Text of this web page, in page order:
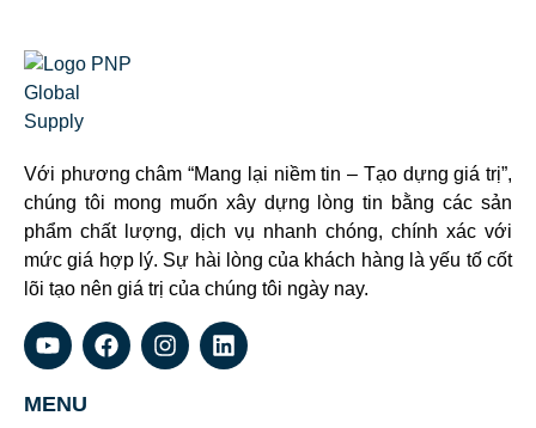
Với phương châm “Mang lại niềm tin – Tạo dựng giá trị”,
chúng tôi mong muốn xây dựng lòng tin bằng các sản
phẩm chất lượng, dịch vụ nhanh chóng, chính xác với
mức giá hợp lý. Sự hài lòng của khách hàng là yếu tố cốt
lõi tạo nên giá trị của chúng tôi ngày nay.
MENU